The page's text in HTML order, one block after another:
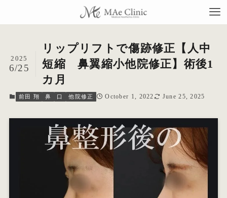
リップリフトで傷跡修正【人中
短縮 鼻翼縮小他院修正】術後1
カ月
2025
6/25
前田 翔 鼻 口 他院修正 October 1, 2022 June 25, 2025